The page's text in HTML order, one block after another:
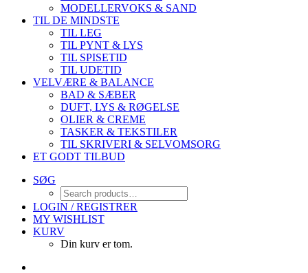
MODELLERVOKS & SAND
TIL DE MINDSTE
TIL LEG
TIL PYNT & LYS
TIL SPISETID
TIL UDETID
VELVÆRE & BALANCE
BAD & SÆBER
DUFT, LYS & RØGELSE
OLIER & CREME
TASKER & TEKSTILER
TIL SKRIVERI & SELVOMSORG
ET GODT TILBUD
SØG
LOGIN / REGISTRER
MY WISHLIST
KURV
Din kurv er tom.